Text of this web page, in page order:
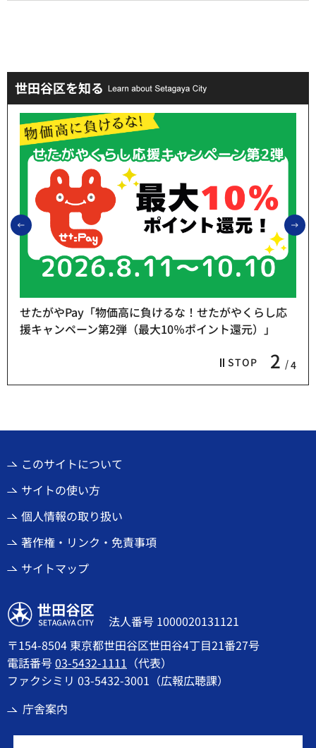
世田谷区を知る
前のスライドを表示
STOP 2 4
せたがやPay「物価高に負けるな！せたがやくらし応
援キャンペーン第2弾（最大10％ポイント還元）」
このサイトについて
サイトの使い方
個人情報の取り扱い
著作権・リンク・免責事項
サイトマップ
世田谷区
法人番号 1000020131121
〒154-8504 東京都世田谷区世田谷4丁目21番27号
電話番号03-5432-1111 （代表）
ファクシミリ 03-5432-3001（広報広聴課）
庁舎案内